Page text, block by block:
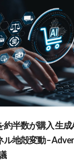
半数が購入 生
地殻変動 –